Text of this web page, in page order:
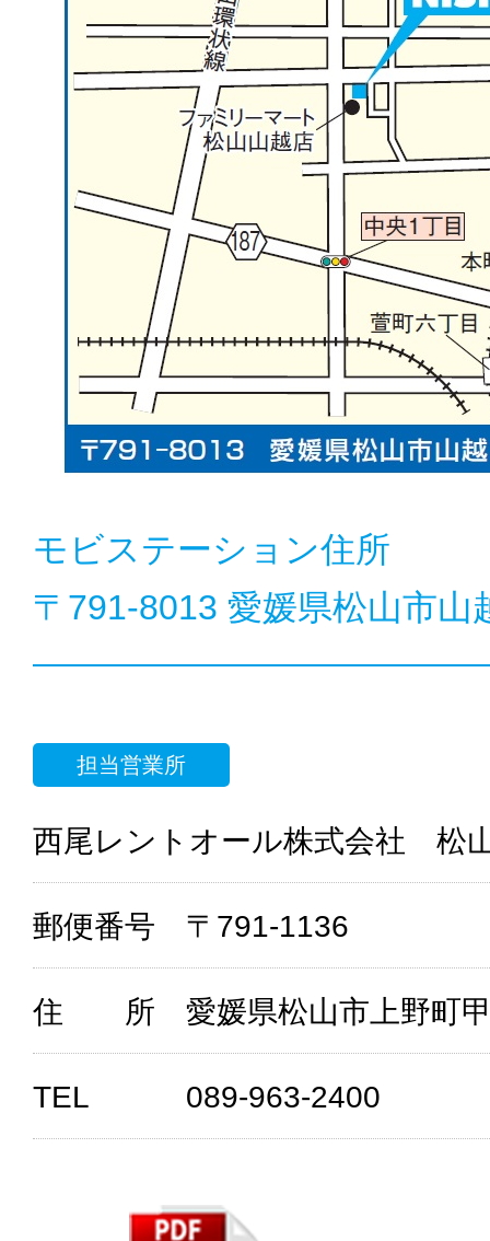
モビステーション住所
〒791-8013 愛媛県松山市山
担当営業所
西尾レントオール株式会社 松
郵便番号 〒791-1136
住 所 愛媛県松山市上野町
TEL 089-963-2400